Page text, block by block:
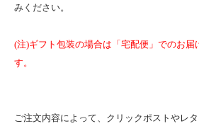
みください。
(注)ギフト包装の場合は「宅配便」でのお届
す。
ご注文内容によって、クリックポストやレ